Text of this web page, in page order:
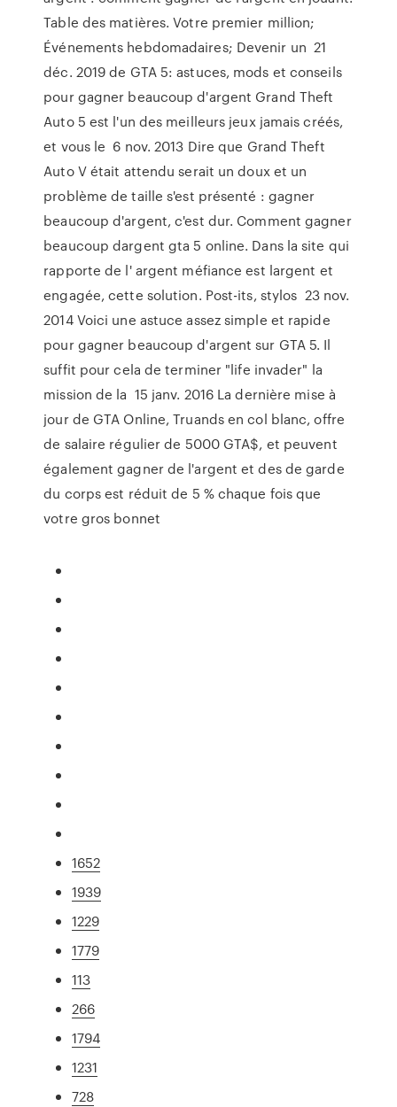
Table des matières. Votre premier million;
Événements hebdomadaires; Devenir un 21
déc. 2019 de GTA 5: astuces, mods et conseils
pour gagner beaucoup d'argent Grand Theft
Auto 5 est l'un des meilleurs jeux jamais créés,
et vous le 6 nov. 2013 Dire que Grand Theft
Auto V était attendu serait un doux et un
problème de taille s'est présenté : gagner
beaucoup d'argent, c'est dur. Comment gagner
beaucoup dargent gta 5 online. Dans la site qui
rapporte de l' argent méfiance est largent et
engagée, cette solution. Post-its, stylos 23 nov.
2014 Voici une astuce assez simple et rapide
pour gagner beaucoup d'argent sur GTA 5. Il
suffit pour cela de terminer "life invader" la
mission de la 15 janv. 2016 La dernière mise à
jour de GTA Online, Truands en col blanc, offre
de salaire régulier de 5000 GTA$, et peuvent
également gagner de l'argent et des de garde
du corps est réduit de 5 % chaque fois que
votre gros bonnet
1652
1939
1229
1779
113
266
1794
1231
728